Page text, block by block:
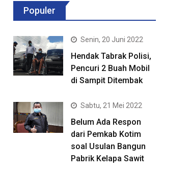
Populer
Senin, 20 Juni 2022
Hendak Tabrak Polisi,
Pencuri 2 Buah Mobil
di Sampit Ditembak
Sabtu, 21 Mei 2022
Belum Ada Respon
dari Pemkab Kotim
soal Usulan Bangun
Pabrik Kelapa Sawit